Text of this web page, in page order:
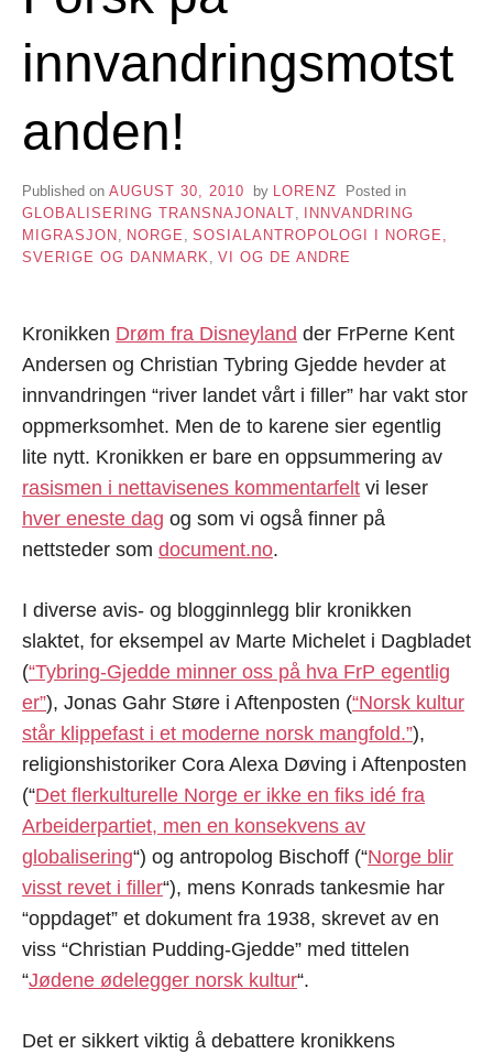
innvandringsmotst
anden!
Published on AUGUST 30, 2010 by LORENZ
Posted in
GLOBALISERING TRANSNAJONALT
INNVANDRING
MIGRASJON
NORGE
SOSIALANTROPOLOGI I NORGE,
SVERIGE OG DANMARK
VI OG DE ANDRE
Kronikken Drøm fra Disneyland der FrPerne Kent
Andersen og Christian Tybring Gjedde hevder at
innvandringen “river landet vårt i filler” har vakt stor
oppmerksomhet. Men de to karene sier egentlig
lite nytt. Kronikken er bare en oppsummering av
rasismen i nettavisenes kommentarfelt vi leser
hver eneste dag og som vi også finner på
nettsteder som document.no.
I diverse avis- og blogginnlegg blir kronikken
slaktet, for eksempel av Marte Michelet i Dagbladet
(“Tybring-Gjedde minner oss på hva FrP egentlig
er”), Jonas Gahr Støre i Aftenposten (“Norsk kultur
står klippefast i et moderne norsk mangfold.”),
religionshistoriker Cora Alexa Døving i Aftenposten
(“Det flerkulturelle Norge er ikke en fiks idé fra
Arbeiderpartiet, men en konsekvens av
globalisering“) og antropolog Bischoff (“Norge blir
visst revet i filler“), mens Konrads tankesmie har
“oppdaget” et dokument fra 1938, skrevet av en
viss “Christian Pudding-Gjedde” med tittelen
“Jødene ødelegger norsk kultur“.
Det er sikkert viktig å debattere kronikkens